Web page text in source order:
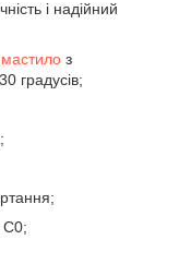
і надійний
мастило з
градусів;
С0;